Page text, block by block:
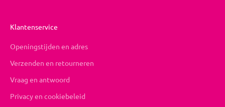
Klantenservice
Openingstijden en adres
Verzenden en retourneren
Vraag en antwoord
Privacy en cookiebeleid